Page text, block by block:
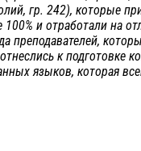
гр. 242), которые
и отработали на
преподавателей,
к подготовке
языков, которая